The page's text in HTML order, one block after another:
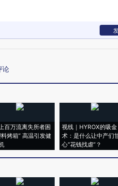
论
百万流离失所者困
烤箱” 高温引发健
视线｜HYROX的吸金
术：是什么让中产们
心“花钱找虐”？